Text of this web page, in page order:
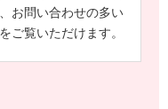
お問い合わせの多い
ご覧いただけます。